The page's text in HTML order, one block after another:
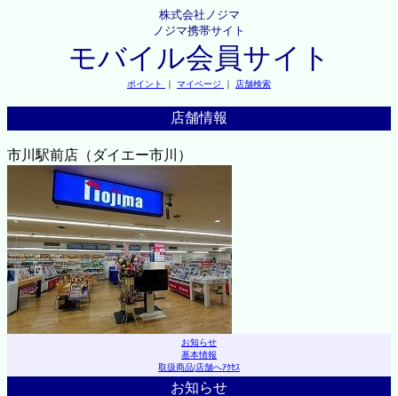
株式会社ノジマ
ノジマ携帯サイト
モバイル会員サイト
ポイント ｜ マイページ ｜ 店舗検索
店舗情報
市川駅前店（ダイエー市川）
お知らせ
基本情報
取扱商品|店舗へｱｸｾｽ
お知らせ